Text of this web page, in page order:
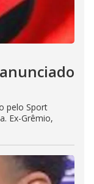
pelo Sport
Ex-Grêmio,